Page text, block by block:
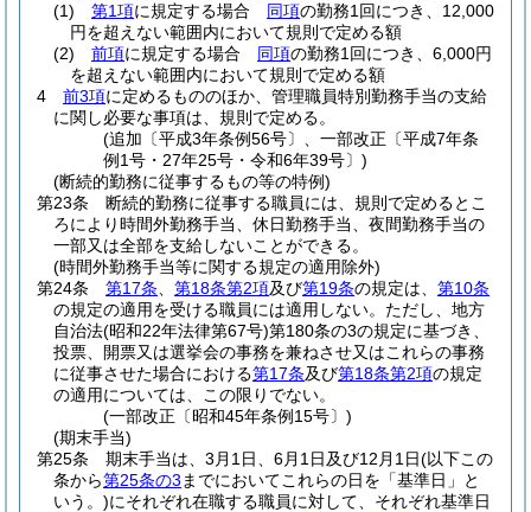
(1)
第1項に規定する場合 同項の勤務1回につき、12,000
円を超えない範囲内において規則で定める額
(2)
前項に規定する場合 同項の勤務1回につき、6,000円
を超えない範囲内において規則で定める額
4
前3項に定めるもののほか、管理職員特別勤務手当の支給
に関し必要な事項は、規則で定める。
(追加〔平成3年条例56号〕、一部改正〔平成7年条
例1号・27年25号・令和6年39号〕)
(断続的勤務に従事するもの等の特例)
第23条
断続的勤務に従事する職員には、規則で定めるとこ
ろにより時間外勤務手当、休日勤務手当、夜間勤務手当の
一部又は全部を支給しないことができる。
(時間外勤務手当等に関する規定の適用除外)
第24条
第17条 第18条第2項及び第19条の規定は、 第10条
の規定の適用を受ける職員には適用しない。 ただし、地方
自治法(昭和22年法律第67号)第180条の3の規定に基づき、
投票、開票又は選挙会の事務を兼ねさせ又はこれらの事務
に従事させた場合における第17条及び第18条第2項の規定
の適用については、この限りでない。
(一部改正〔昭和45年条例15号〕)
(期末手当)
第25条
期末手当は、3月1日、6月1日及び12月1日(以下この
条から第25条の3 までにおいてこれらの日を「基準日」と
いう。)にそれぞれ在職する職員に対して、それぞれ基準日